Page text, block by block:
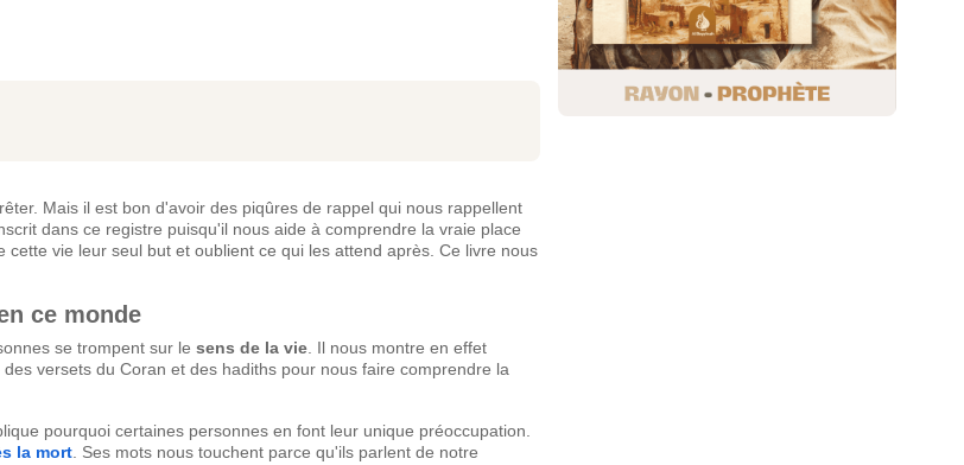
Mais il est bon d'avoir des piqûres de rappel qui nous rappellent
dans ce registre puisqu'il nous aide à comprendre la vraie place
vie leur seul but et oublient ce qui les attend après. Ce livre nous
ce monde
se trompent sur le sens de la vie . Il nous montre en effet
versets du Coran et des hadiths pour nous faire comprendre la
pourquoi certaines personnes en font leur unique préoccupation.
la mort . Ses mots nous touchent parce qu'ils parlent de notre